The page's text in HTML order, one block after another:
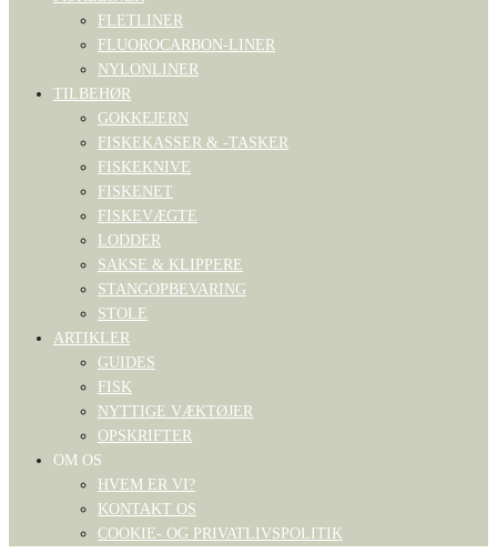
FLETLINER
FLUOROCARBON-LINER
NYLONLINER
TILBEHØR
GOKKEJERN
FISKEKASSER & -TASKER
FISKEKNIVE
FISKENET
FISKEVÆGTE
LODDER
SAKSE & KLIPPERE
STANGOPBEVARING
STOLE
ARTIKLER
GUIDES
FISK
NYTTIGE VÆKTØJER
OPSKRIFTER
OM OS
HVEM ER VI?
KONTAKT OS
COOKIE- OG PRIVATLIVSPOLITIK